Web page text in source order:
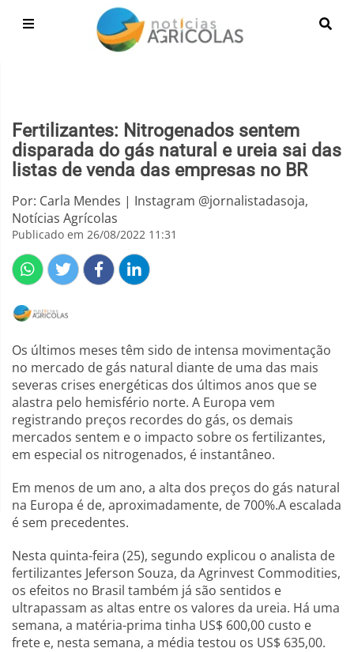
Fertilizantes: Nitrogenados sentem
disparada do gás natural e ureia sai das
listas de venda das empresas no BR
Por: Carla Mendes | Instagram @jornalistadasoja,
Notícias Agrícolas
Publicado em 26/08/2022 11:31
Os últimos meses têm sido de intensa movimentação
no mercado de gás natural diante de uma das mais
severas crises energéticas dos últimos anos que se
alastra pelo hemisfério norte. A Europa vem
registrando preços recordes do gás, os demais
mercados sentem e o impacto sobre os fertilizantes,
em especial os nitrogenados, é instantâneo.
Em menos de um ano, a alta dos preços do gás natural
na Europa é de, aproximadamente, de 700%.A escalada
é sem precedentes.
Nesta quinta-feira (25), segundo explicou o analista de
fertilizantes Jeferson Souza, da Agrinvest Commodities,
os efeitos no Brasil também já são sentidos e
ultrapassam as altas entre os valores da ureia. Há uma
semana, a matéria-prima tinha US$ 600,00 custo e
frete e, nesta semana, a média testou os US$ 635,00.